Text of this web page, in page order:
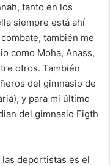
tanto en los
siempre está ahí
también me
como Moha, Anass,
otros. También
del gimnasio de
y para mi último
del gimnasio Figth
deportistas es el